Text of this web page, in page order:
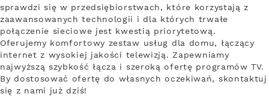
sprawdzi się w przedsiębiorstwach, które korzystają z
zaawansowanych technologii i dla których trwałe
połączenie sieciowe jest kwestią priorytetową.
Oferujemy komfortowy zestaw usług dla domu, łączący
internet z wysokiej jakości telewizją. Zapewniamy
najwyższą szybkość łącza i szeroką ofertę programów TV.
By dostosować ofertę do własnych oczekiwań, skontaktuj
się z nami już dziś!